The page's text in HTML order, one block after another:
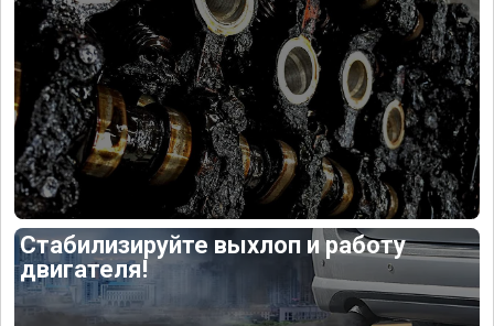
Стабилизируйте выхлоп и работу
двигателя!